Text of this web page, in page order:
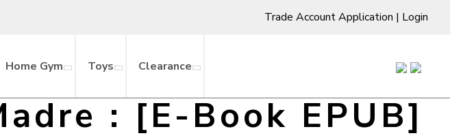
Trade Account Application | Login
Home Gym Toys Clearance
: [E-Book EPUB]